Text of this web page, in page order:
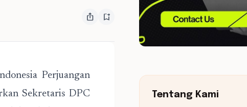
ios_share bookmark_add
Perjuangan
Sekretaris DPC
Tentang Kami